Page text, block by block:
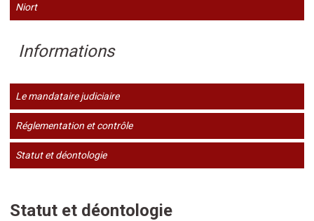
Niort
Informations
Le mandataire judiciaire
Réglementation et contrôle
Statut et déontologie
Statut et déontologie